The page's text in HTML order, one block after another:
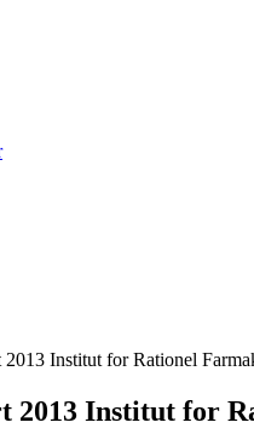
2013 Institut for Rationel
2013 Institut for